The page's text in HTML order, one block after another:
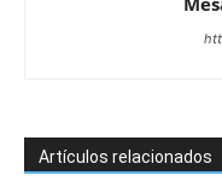
Artículos relacionados